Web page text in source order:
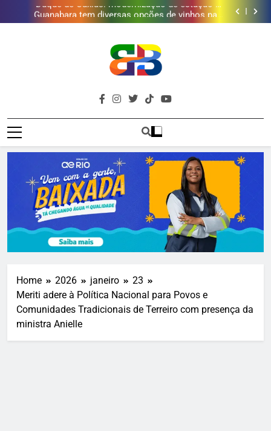
tratamento reforça abastecimento de água
Guanabara tem diversas opções de vinhos para
presentear o seu pai. Descubra como escolher o que
Gastro Samba reúne Nosso Sentimento e Gustavo
Golfe e fortalece projeto que atende 140 crianças
Duque de Caxias: modernização de estação de
tratamento reforça abastecimento de água
Guanabara tem diversas opções de vinhos para
presentear o seu pai. Descubra como escolher o que
mais combina com ele
Gastro Samba reúne Nosso Sentimento e Gustavo
Lins em Nova Iguaçu neste fim de semana
Brava
Baixada
Baixada Fluminense Em Destaque!
Home 2026 janeiro
23
Meriti adere à Política Nacional para Povos e
Comunidades Tradicionais de Terreiro com presença da
ministra Anielle